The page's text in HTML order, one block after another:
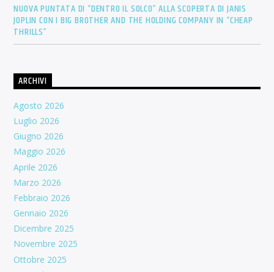
NUOVA PUNTATA DI “DENTRO IL SOLCO” ALLA SCOPERTA DI JANIS
JOPLIN CON I BIG BROTHER AND THE HOLDING COMPANY IN “CHEAP
THRILLS”
ARCHIVI
Agosto 2026
Luglio 2026
Giugno 2026
Maggio 2026
Aprile 2026
Marzo 2026
Febbraio 2026
Gennaio 2026
Dicembre 2025
Novembre 2025
Ottobre 2025